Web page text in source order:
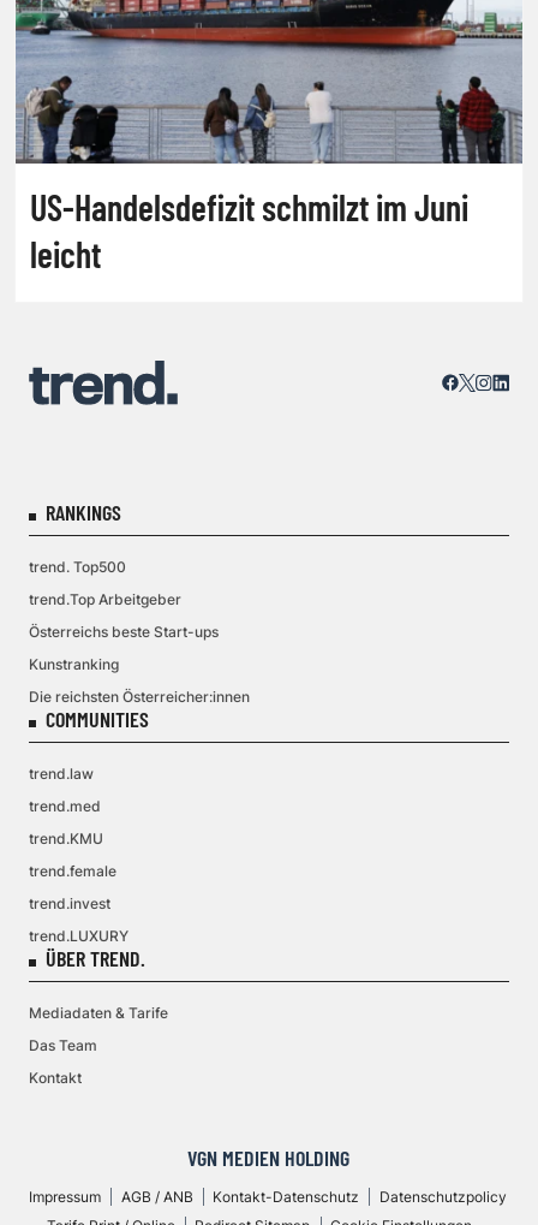
US-Handelsdefizit schmilzt im Juni
leicht
RANKINGS
trend. Top500
trend.Top Arbeitgeber
Österreichs beste Start-ups
Kunstranking
Die reichsten Österreicher:innen
COMMUNITIES
trend.law
trend.med
trend.KMU
trend.female
trend.invest
trend.LUXURY
ÜBER TREND.
Mediadaten & Tarife
Das Team
Kontakt
VGN MEDIEN HOLDING
Impressum AGB / ANB Kontakt-Datenschutz
Datenschutzpolicy